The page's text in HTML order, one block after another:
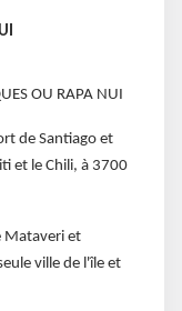
OU RAPA NUI
de Santiago et
et le Chili, à 3700
Mataveri et
ville de l'île et